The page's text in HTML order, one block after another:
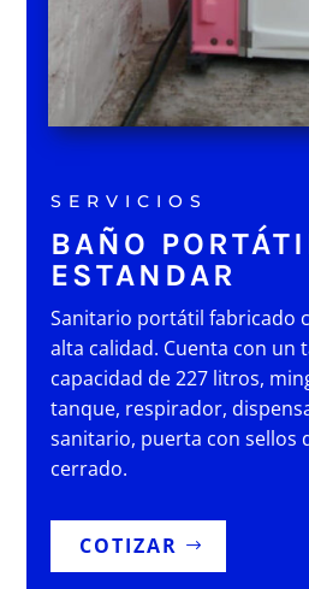
SERVICIOS
BAÑO
ESTANDAR
Sanitario portátil fabricado
alta calidad. Cuenta con un
capacidad de 227 litros,
tanque, respirador,
sanitario, puerta con sellos
cerrado.
COTIZAR